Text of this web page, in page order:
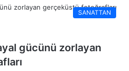
SANATTAN
gücünü zorlayan